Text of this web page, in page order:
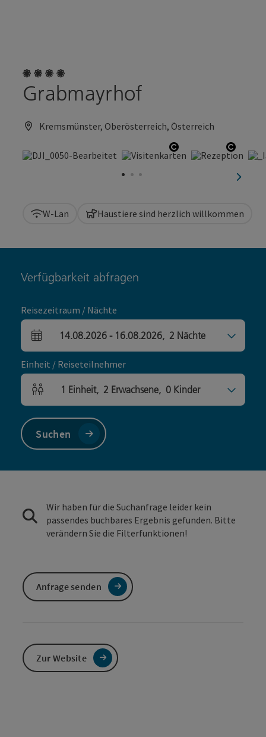
4 Blumen
Grabmayrhof
Kremsmünster, Oberösterreich, Österreich
Copyright öffnen
W-Lan Haustiere sind herzlich willkommen
Verfügbarkeit abfragen
Reisezeitraum / Nächte
An- und Abreisefelder
14.08.2026 - 16.08.2026, 2 Nächte
Einheit / Reiseteilnehmer
Einheitenanzahl und Personenfelder
1 Einheit, 2 Erwachsene, 0 Kinder
Suchen
Wir haben für die Suchanfrage leider kein
passendes buchbares Ergebnis gefunden. Bitte
verändern Sie die Filterfunktionen!
Anfrage senden
Zur Website